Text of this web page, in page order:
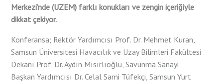
Merkezi’nde (UZEM) farklı konukları ve zengin içeriğiyle
dikkat çekiyor.
Konferansa; Rektör Yardımcısı Prof. Dr. Mehmet Kuran,
Samsun Üniversitesi Havacılık ve Uzay Bilimleri Fakültesi
Dekanı Prof. Dr. Aydın Mısırlıoğlu, Savunma Sanayi
Başkan Yardımcısı Dr. Celal Sami Tüfekçi, Samsun Yurt